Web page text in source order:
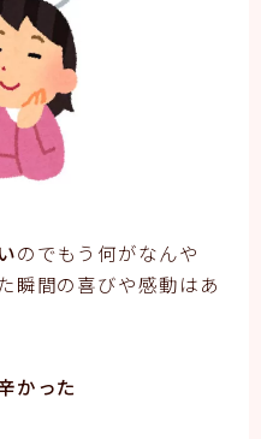
のでもう何がなんや
間の喜びや感動はあ
かった